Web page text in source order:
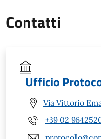
Contatti
Ufficio
Via Vittorio
+39 02